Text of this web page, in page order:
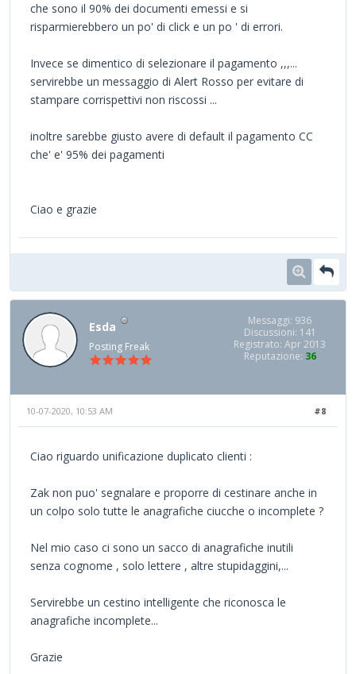
che sono il 90% dei documenti emessi e si
risparmierebbero un po' di click e un po ' di errori.
Invece se dimentico di selezionare il pagamento ,,,...
servirebbe un messaggio di Alert Rosso per evitare di
stampare corrispettivi non riscossi ...
inoltre sarebbe giusto avere di default il pagamento CC
che' e' 95% dei pagamenti
Ciao e grazie
Esda
Posting Freak
Messaggi: 936
Discussioni: 141
Registrato: Apr 2013
Reputazione: 36
#8
10-07-2020, 10:53 AM
Ciao riguardo unificazione duplicato clienti :
Zak non puo' segnalare e proporre di cestinare anche in
un colpo solo tutte le anagrafiche ciucche o incomplete ?
Nel mio caso ci sono un sacco di anagrafiche inutili
senza cognome , solo lettere , altre stupidaggini,...
Servirebbe un cestino intelligente che riconosca le
anagrafiche incomplete...
Grazie